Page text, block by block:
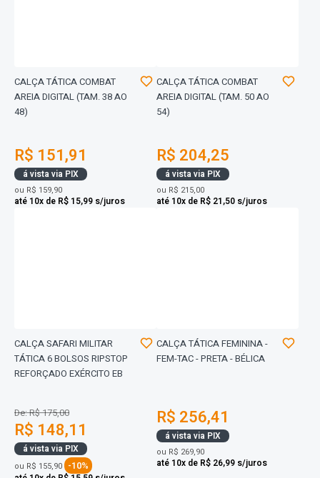
CALÇA TÁTICA COMBAT
AREIA DIGITAL (TAM. 38 AO
48)
R$ 151,91
á vista via PIX
ou R$ 159,90
até 10x de R$ 15,99 s/juros
CALÇA TÁTICA COMBAT
AREIA DIGITAL (TAM. 50 AO
54)
R$ 204,25
á vista via PIX
ou R$ 215,00
até 10x de R$ 21,50 s/juros
CALÇA SAFARI MILITAR
TÁTICA 6 BOLSOS RIPSTOP
REFORÇADO EXÉRCITO EB
De: R$ 175,00
R$ 148,11
á vista via PIX
ou R$ 155,90 -10%
CALÇA TÁTICA FEMININA -
FEM-TAC - PRETA - BÉLICA
R$ 256,41
á vista via PIX
ou R$ 269,90
até 10x de R$ 26,99 s/juros